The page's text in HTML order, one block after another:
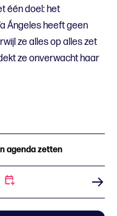
één doel: het
Ángeles heeft geen
ze alles op alles zet
ze onverwacht haar
In agenda zetten